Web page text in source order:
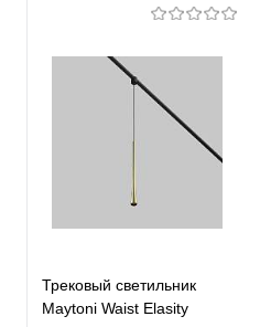
Трековый светильник
Maytoni Waist Elasity